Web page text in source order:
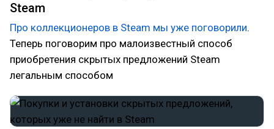
Steam
Про коллекционеров в Steam мы уже поговорили.
Теперь поговорим про малоизвестный способ
приобретения скрытых предложений Steam
легальным способом